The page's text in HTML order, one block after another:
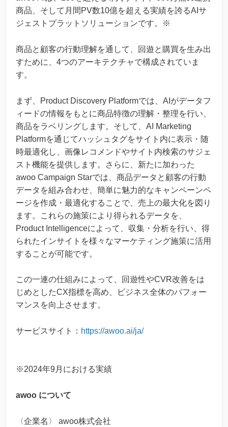
商品、そして月間PV数10億を超える実績を誇るAIサ
ジェストプラットソリューションです。※
商品と顧客の行動理解を通して、回遊と購買を生み出
すために、4つのアーキテクチャで構成されていま
す。
まず、Product Discovery Platformでは、AIがデータフ
ィードの情報をもとに商品特徴の理解・整理を行い、
商品をラベリングします。そして、AI Marketing
Platformを通じてハッシュタグをサイト内に表示・随
時最適化し、画像レコメンドやサイト内検索のサジェ
スト機能を提供します。さらに、新たに加わった
awoo Campaign Starでは、商品データと顧客の行動
データを組み合わせ、簡単に魅力的なキャンペーンペ
ージを作成・最適化することで、売上の最大化を図り
ます。これらの施策により得られるデータを、
Product Intelligenceによって、収集・分析を行い、得
られたインサイトを様々なマーケティング施策に活用
することが可能です。
この一連の仕組みによって、回遊性やCVR改善をは
じめとしたCX指標を高め、ビジネス全体のパフォー
マンスを向上させます。
サービスサイト： https://awoo.ai/ja/
※2024年9月における実績
awoo について
〈企業名〉 awoo株式会社